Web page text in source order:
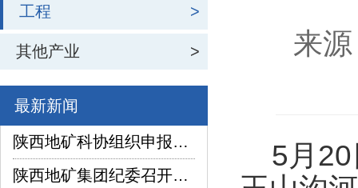
工程 >
其他产业 >
最新新闻
陕西地矿科协组织申报项目在2026年陕西省企业“三新三小”创新竞赛中喜获佳绩
陕西地矿集团纪委召开2026年上半年纪检监察工作座谈交流暨制度建设座谈会
来
5月20